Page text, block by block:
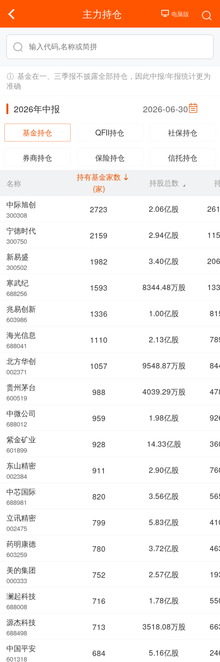
主力持仓
基金在一、三季报不披露全部持仓，因此中报/年报统计更为
准确
2026年中报 2026-06-30
基金持仓 QFII持仓 社保持仓
券商持仓 保险持仓 信托持仓
名称
中际旭创
300308
宁德时代
300750
新易盛
300502
寒武纪
688256
兆易创新
603986
海光信息
688041
北方华创
002371
贵州茅台
600519
中微公司
688012
紫金矿业
601899
东山精密
002384
中芯国际
688981
立讯精密
002475
药明康德
603259
美的集团
000333
澜起科技
688008
源杰科技
688498
中国平安
601318
持有基金家数
(家)
持股总数
2723 2.06亿股
2159 2.94亿股
1982 3.40亿股
1593 8344.48万股
1336 1.00亿股
1110 2.13亿股
1057 9548.87万股
988 4039.29万股
959 1.98亿股
928 14.33亿股
911 2.90亿股
820 3.56亿股
799 5.83亿股
780 3.72亿股
752 2.57亿股
716 1.78亿股
713 3518.08万股
684 5.16亿股